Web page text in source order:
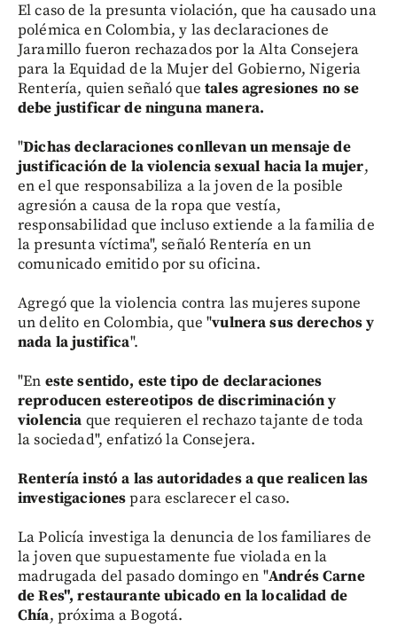
El caso de la presunta violación, que ha causado una
polémica en Colombia, y las declaraciones de
Jaramillo fueron rechazados por la Alta Consejera
para la Equidad de la Mujer del Gobierno, Nigeria
Rentería, quien señaló quetales agresiones no se
debe justificar de ninguna manera.
"Dichas declaraciones conllevan un mensaje de
justificación de la violencia sexual hacia la mujer,
en el que responsabiliza a la joven de la posible
agresión a causa de la ropa que vestía,
responsabilidad que incluso extiende a la familia de
la presunta víctima", señaló Rentería en un
comunicado emitido por su oficina.
Agregó que la violencia contra las mujeres supone
un delito en Colombia, que "vulnera sus derechos y
nada la justifica".
"En este sentido, este tipo de declaraciones
reproducen estereotipos de discriminación y
violencia que requieren el rechazo tajante de toda
la sociedad", enfatizó la Consejera.
Rentería instó a las autoridades a que realicen las
investigacionespara esclarecer el caso.
La Policía investiga la denuncia de los familiares de
la joven que supuestamente fue violada en la
madrugada del pasado domingo en "Andrés Carne
de Res", restaurante ubicado en la localidad de
Chía, próxima a Bogotá.